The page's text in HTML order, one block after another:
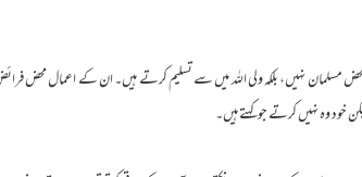
نہیں، بلکہ ولی اللہ میں سے تسلیم کرتے ہیں۔ ان کے اعمال محض
وہ نہیں کرتے جو کہتے ہیں۔